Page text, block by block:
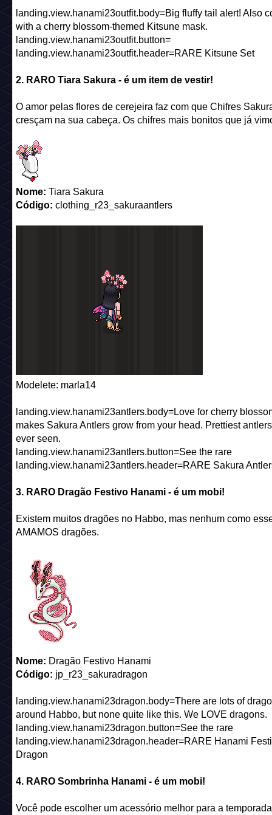
landing.view.hanami23outfit.body=Big fluffy tail alert! Also
with a cherry blossom-themed Kitsune mask.
landing.view.hanami23outfit.button=
landing.view.hanami23outfit.header=RARE Kitsune Set
2. RARO Tiara Sakura - é um item de vestir!
O amor pelas flores de cerejeira faz com que Chifres
cresçam na sua cabeça. Os chifres mais bonitos que já
Nome: Tiara Sakura
Código: clothing_r23_sakuraantlers
Modelete: marla14
landing.view.hanami23antlers.body=Love for cherry
makes Sakura Antlers grow from your head. Prettiest
ever seen.
landing.view.hanami23antlers.button=See the rare
landing.view.hanami23antlers.header=RARE Sakura
3. RARO Dragão Festivo Hanami - é um mobi!
Existem muitos dragões no Habbo, mas nenhum como
AMAMOS dragões.
Nome: Dragão Festivo Hanami
Código: jp_r23_sakuradragon
landing.view.hanami23dragon.body=There are lots of
around Habbo, but none quite like this. We LOVE dragons.
landing.view.hanami23dragon.button=See the rare
landing.view.hanami23dragon.header=RARE Hanami
Dragon
4. RARO Sombrinha Hanami - é um mobi!
Você pode escolher um acessório melhor para a